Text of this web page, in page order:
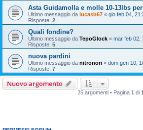
Asta Guidamolla e molle 10-13lbs
Ultimo messaggio da lucasb67 « gio feb 04,
Risposte: 2
Quali fondine?
Ultimo messaggio da TepoGlock « mar feb 02,
Risposte: 5
nuova pardini
Ultimo messaggio da nitronori « dom gen 10,
Risposte: 7
Nuovo argomento
25 argomenti • Pagina 1 di 1